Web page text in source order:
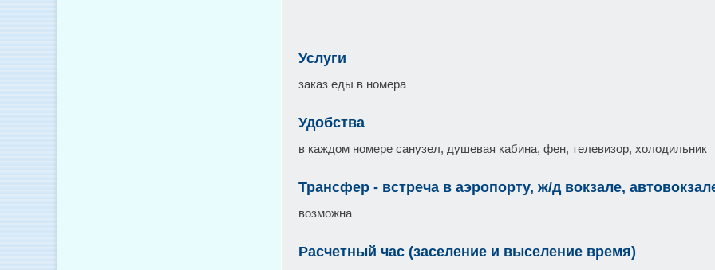
Услуги
заказ еды в номера
Удобства
в каждом номере санузел, душевая кабина, фен, телевизор, холодильник
Трансфер - встреча в аэропорту, ж/д вокзале,
возможна
Расчетный час (заселение и выселение время)